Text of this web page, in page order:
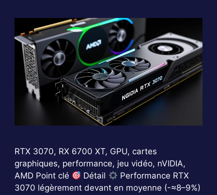
RTX 3070, RX 6700 XT, GPU, cartes
graphiques, performance, jeu vidéo, nVIDIA,
AMD Point clé
Détail
Performance RTX
3070 légèrement devant en moyenne (-≈8–9%)